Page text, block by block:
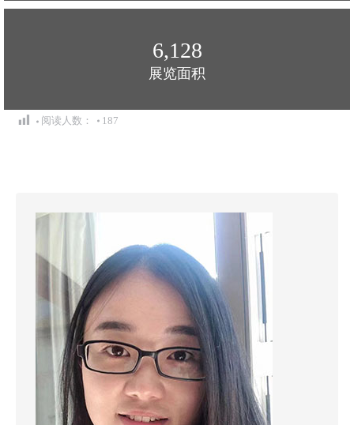
6,145
展览面积
阅读人数： 187